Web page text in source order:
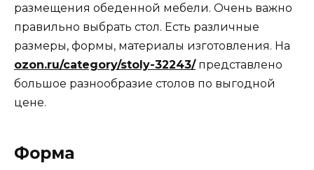
размещения обеденной мебели. Очень важно
правильно выбрать стол. Есть различные
размеры, формы, материалы изготовления. На
ozon.ru/category/stoly-32243/представлено
большое разнообразие столов по выгодной
цене.
Форма